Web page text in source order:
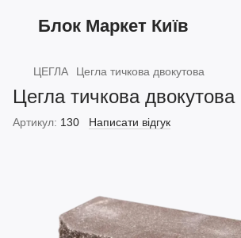
Блок Маркет Київ
ЦЕГЛА Цегла тичкова двокутова
Цегла тичкова двокутова
Артикул: 130 Написати відгук